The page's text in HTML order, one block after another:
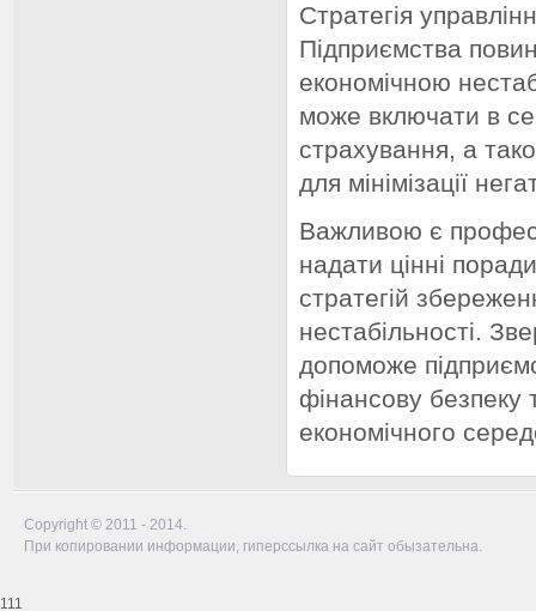
Стратегія
Підприємства
економічною
може включати в
страхування, а
для мінімізації
Важливою є
надати цінні
стратегій
нестабільності.
допоможе
фінансову безпеку
економічного
Copyright © 2011 - 2014.
При копировании информации, гиперссылка на сайт обызательна.
111